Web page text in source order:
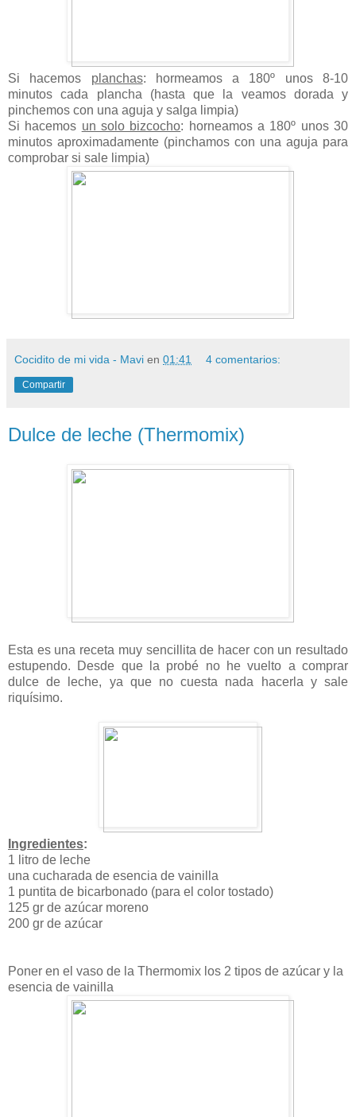
Si hacemos planchas: hormeamos a 180º unos 8-10
minutos cada plancha (hasta que la veamos dorada y
pinchemos con una aguja y salga limpia)
Si hacemos un solo bizcocho: horneamos a 180º unos 30
minutos aproximadamente (pinchamos con una aguja para
comprobar si sale limpia)
Cocidito de mi vida - Mavi en 01:41 4 comentarios:
Compartir
Dulce de leche (Thermomix)
Esta es una receta muy sencillita de hacer con un resultado
estupendo. Desde que la probé no he vuelto a comprar
dulce de leche, ya que no cuesta nada hacerla y sale
riquísimo.
Ingredientes:
1 litro de leche
una cucharada de esencia de vainilla
1 puntita de bicarbonado (para el color tostado)
125 gr de azúcar moreno
200 gr de azúcar
Poner en el vaso de la Thermomix los 2 tipos de azúcar y la
esencia de vainilla